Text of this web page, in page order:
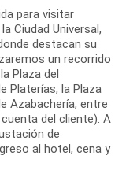
para visitar
Ciudad Universal,
destacan su
un recorrido
Plaza del
Platerías, la Plaza
Azabachería, entre
del cliente). A
de
al hotel, cena y